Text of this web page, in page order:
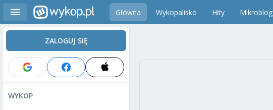
Główna Wykopalisko Hity Mikroblog
ZALOGUJ SIĘ
WYKOP